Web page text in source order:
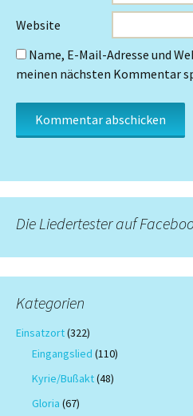
Website
Name, E-Mail-Adresse und
meinen nächsten Kommentar
Die Liedertester auf
Kategorien
Einsatzort(322)
Eingangslied (110)
Kyrie/Bußakt(48)
Gloria (67)